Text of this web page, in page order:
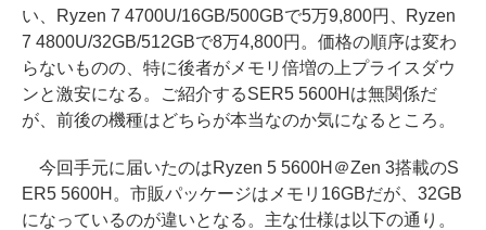
い、Ryzen 7 4700U/16GB/500GBで5万9,800円、Ryzen
7 4800U/32GB/512GBで8万4,800円。価格の順序は変わ
らないものの、特に後者がメモリ倍増の上プライスダウ
ンと激安になる。ご紹介するSER5 5600Hは無関係だ
が、前後の機種はどちらが本当なのか気になるところ。
今回手元に届いたのはRyzen 5 5600H＠Zen 3搭載のS
ER5 5600H。市販パッケージはメモリ16GBだが、32GB
になっているのが違いとなる。主な仕様は以下の通り。